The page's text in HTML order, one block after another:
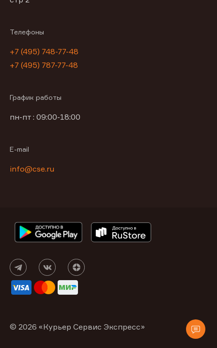
Телефоны
+7 (495) 748-77-48
+7 (495) 787-77-48
График работы
пн-пт : 09:00-18:00
E-mail
info@cse.ru
© 2026 «Курьер Сервис Экспресс»